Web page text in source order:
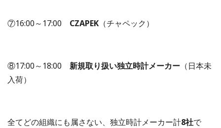
⑦16:00～17:00 CZAPEK （チャペック）
⑧17:00～18:00 新規取り扱い独立時計メーカー （日本未
入荷）
全てどの組織にも属さない、独立時計メーカー計8社で